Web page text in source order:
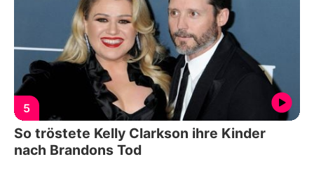
5
So tröstete Kelly Clarkson ihre Kinder
nach Brandons Tod